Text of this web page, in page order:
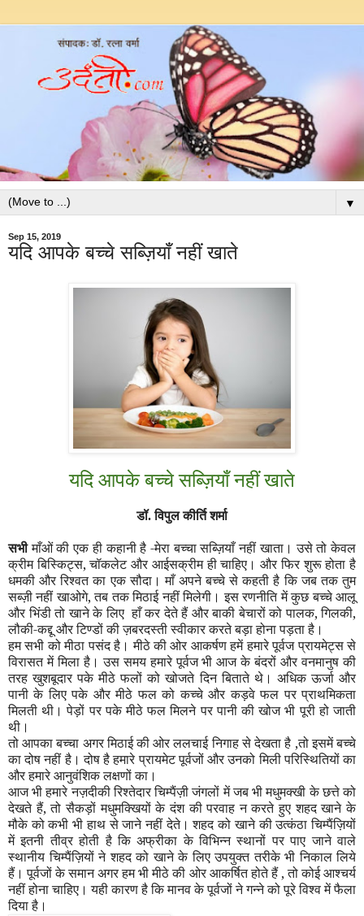
▼
Sep 15, 2019
यदि आपके बच्चे सब्ज़ियाँ नहीं खाते
यदि आपके बच्चे सब्ज़ियाँ नहीं खाते
डॉ. विपुल कीर्ति शर्मा
सभीमाँओं की एक ही कहानी है -मेरा बच्चा सब्ज़ियाँ नहीं खाता। उसे तो केवल
क्रीम बिस्किट्स,चॉकलेट और आईसक्रीम ही चाहिए। और फिर शुरू होता है
धमकी और रिश्वत का एक सौदा। माँ अपने बच्चे से कहती है कि जब तक तुम
सब्ज़ी नहीं खाओगे,तब तक मिठाई नहीं मिलेगी। इस रणनीति में कुछ बच्चे आलू
और भिंडी तो खाने के लिएहाँकर देते हैं और बाकी बेचारों को पालक,गिलकी,
लौकी-कद्दू और टिण्डोंकी ज़बरदस्ती स्वीकार करते बड़ा होना पड़ता है।
हम सभी को मीठा पसंद है। मीठे की ओर आकर्षण हमें हमारे पूर्वज प्रायमेट्स से
विरासत में मिला है। उस समय हमारे पूर्वज भी आज के बंदरों और वनमानुष की
तरह खुशबूदार पके मीठे फलों को खोजते दिन बिताते थे। अधिक ऊर्जा और
पानी के लिए पके और मीठे फल को कच्चे और कड़वे फल पर प्राथमिकता
मिलती थी। पेड़ों पर पके मीठे फल मिलने पर पानी की खोज भी पूरी हो जाती
थी।
तो आपका बच्चा अगर मिठाई की ओर ललचाई निगाह से देखता है ,तो इसमें बच्चे
का दोष नहीं है। दोष है हमारे प्रायमेट पूर्वजों और उनको मिली परिस्थितियों का
और हमारे आनुवंशिक लक्षणों का।
आज भी हमारे नज़दीकी रिश्तेदार चिम्पैंज़ी जंगलों में जब भी मधुमक्खी के छत्ते को
देखते हैं,तो सैकड़ों मधुमक्खियों के दंश की परवाह न करते हुए शहद खाने के
मौके को कभी भी हाथ से जाने नहीं देते। शहद को खाने की उत्कंठा चिम्पैंज़ियों
में इतनी तीव्र होती है कि अफ्रीका के विभिन्न स्थानों पर पाए जाने वाले
स्थानीय चिम्पैंज़ियों ने शहद को खाने के लिए उपयुक्त तरीके भी निकाल लिये
हैं। पूर्वजों के समान अगर हम भी मीठे की ओर आकर्षित होते हैं,तो कोई आश्चर्य
नहीं होना चाहिए। यही कारण है कि मानव के पूर्वजों ने गन्ने को पूरे विश्व में फैला
दिया है।